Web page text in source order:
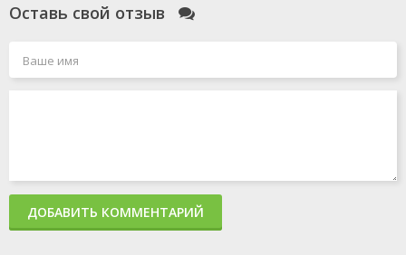
Оставь свой отзыв
ДОБАВИТЬ КОММЕНТАРИЙ